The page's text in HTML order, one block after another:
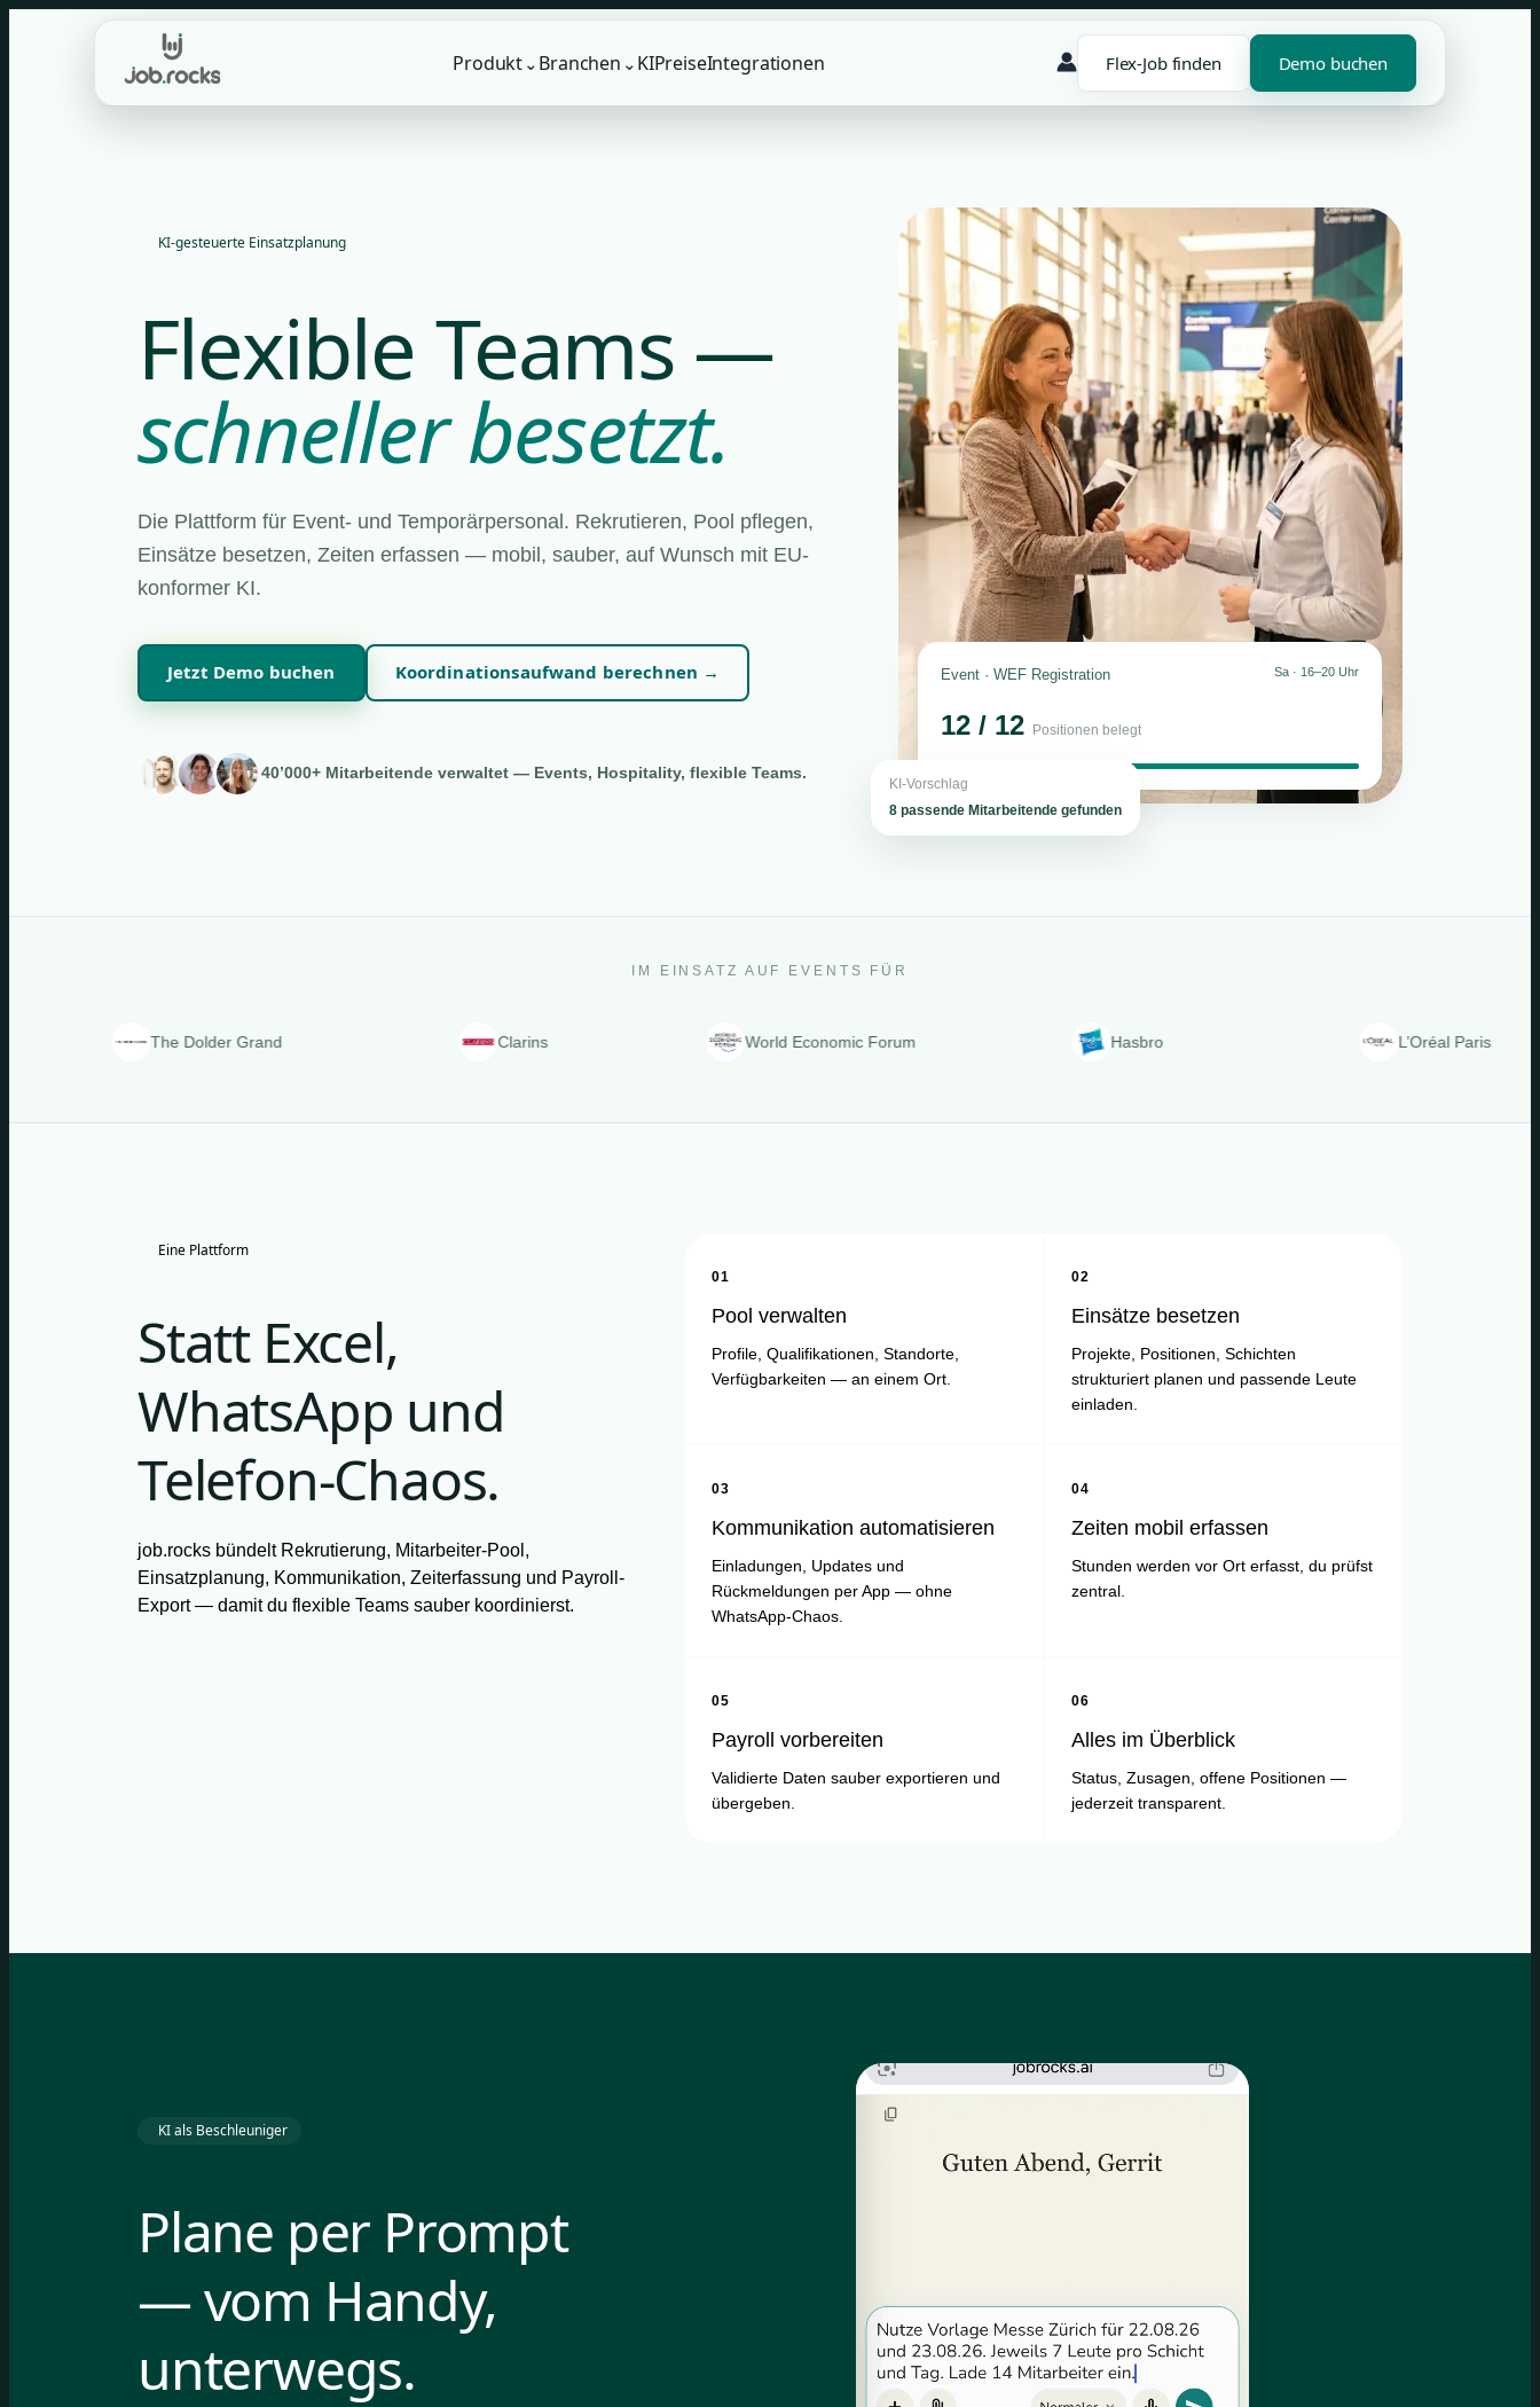
Produkt ⌄ Branchen ⌄ KIPreiseIntegrationen Flex-Job finden Demo buchen
KI-gesteuerte Einsatzplanung
Flexible Teams —
schneller besetzt.
Die Plattform für Event- und Temporärpersonal. Rekrutieren, Pool pflegen,
Einsätze besetzen, Zeiten erfassen — mobil, sauber, auf Wunsch mit EU-
konformer KI.
Jetzt Demo buchen Koordinationsaufwand berechnen →
40’000+ Mitarbeitende verwaltet — Events, Hospitality, flexible Teams.
Event · WEF Registration Sa · 16–20 Uhr
12 / 12 Positionen belegt
KI-Vorschlag
8 passende Mitarbeitende gefunden
IM EINSATZ AUF EVENTS FÜR
The Dolder Grand Clarins World Economic Forum Hasbro L’Oréal Paris
Eine Plattform
Statt Excel,
WhatsApp und
Telefon-Chaos.
job.rocks bündelt Rekrutierung, Mitarbeiter-Pool,
Einsatzplanung, Kommunikation, Zeiterfassung und Payroll-
Export — damit du flexible Teams sauber koordinierst.
01
Pool verwalten
Profile, Qualifikationen, Standorte,
Verfügbarkeiten — an einem Ort.
02
Einsätze besetzen
Projekte, Positionen, Schichten
strukturiert planen und passende Leute
einladen.
03
Kommunikation automatisieren
Einladungen, Updates und
Rückmeldungen per App — ohne
WhatsApp-Chaos.
04
Zeiten mobil erfassen
Stunden werden vor Ort erfasst, du prüfst
zentral.
05
Payroll vorbereiten
Validierte Daten sauber exportieren und
übergeben.
06
Alles im Überblick
Status, Zusagen, offene Positionen —
jederzeit transparent.
KI als Beschleuniger
Plane per Prompt
— vom Handy,
unterwegs.